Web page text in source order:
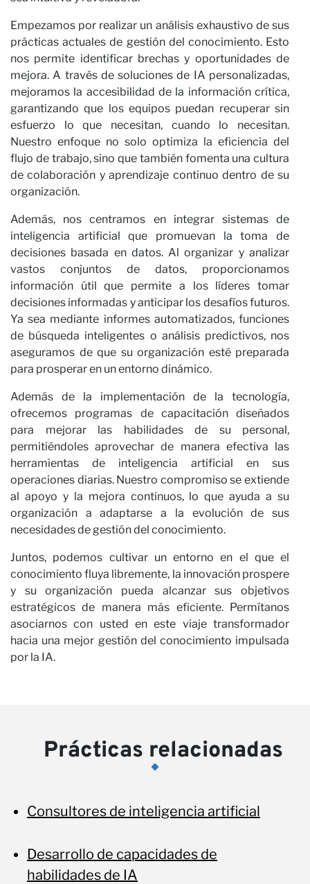
Empezamos por realizar un análisis exhaustivo de sus
prácticas actuales de gestión del conocimiento. Esto
nos permite identificar brechas y oportunidades de
mejora. A través de soluciones de IA personalizadas,
mejoramos la accesibilidad de la información crítica,
garantizando que los equipos puedan recuperar sin
esfuerzo lo que necesitan, cuando lo necesitan.
Nuestro enfoque no solo optimiza la eficiencia del
flujo de trabajo, sino que también fomenta una cultura
de colaboración y aprendizaje continuo dentro de su
organización.
Además, nos centramos en integrar sistemas de
inteligencia artificial que promuevan la toma de
decisiones basada en datos. Al organizar y analizar
vastos conjuntos de datos, proporcionamos
información útil que permite a los líderes tomar
decisiones informadas y anticipar los desafíos futuros.
Ya sea mediante informes automatizados, funciones
de búsqueda inteligentes o análisis predictivos, nos
aseguramos de que su organización esté preparada
para prosperar en un entorno dinámico.
Además de la implementación de la tecnología,
ofrecemos programas de capacitación diseñados
para mejorar las habilidades de su personal,
permitiéndoles aprovechar de manera efectiva las
herramientas de inteligencia artificial en sus
operaciones diarias. Nuestro compromiso se extiende
al apoyo y la mejora continuos, lo que ayuda a su
organización a adaptarse a la evolución de sus
necesidades de gestión del conocimiento.
Juntos, podemos cultivar un entorno en el que el
conocimiento fluya libremente, la innovación prospere
y su organización pueda alcanzar sus objetivos
estratégicos de manera más eficiente. Permítanos
asociarnos con usted en este viaje transformador
hacia una mejor gestión del conocimiento impulsada
por la IA.
Prácticas relacionadas
Consultores de inteligencia artificial
Desarrollo de capacidades de
habilidades de IA